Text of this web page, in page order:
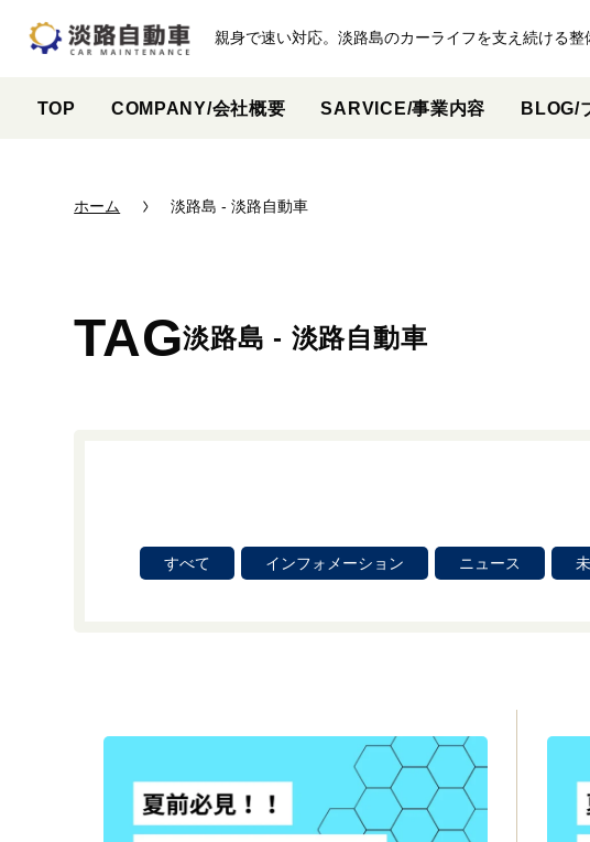
親身で速い対応。淡路島のカーライフを支え続ける整
TOP COMPANY/会社概要 SARVICE/事業内容 BLOG/
ホーム 淡路島 - 淡路自動車
TAG淡路島 - 淡路自動車
すべて インフォメーション ニュース